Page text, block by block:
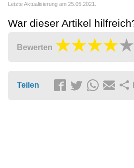
Letzte Aktualisierung am 25.05.2021.
War dieser Artikel
Bewerten
Teilen